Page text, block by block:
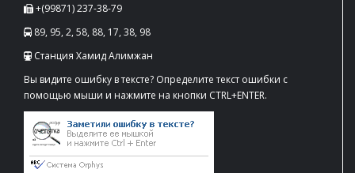
+(99871) 237-38-79
89, 95, 2, 58, 88, 17, 38, 98
Станция Хамид Алимжан
Вы видите ошибку в тексте? Определите текст ошибки с
помощью мыши и нажмите на кнопки CTRL+ENTER.